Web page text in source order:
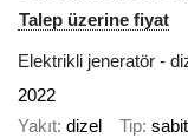
Talep üzerine fiyat
Elektrikli jeneratör -
2022
Yakıt dizel Tip sabit